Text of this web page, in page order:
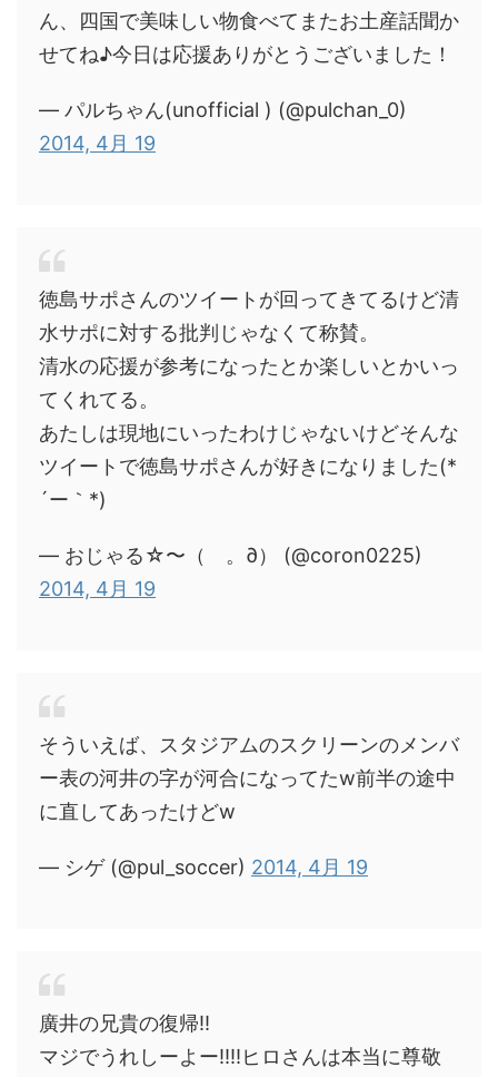
ん、四国で美味しい物食べてまたお土産話聞か
せてね♪今日は応援ありがとうございました！
— パルちゃん(unofficial ) (@pulchan_0)
2014, 4月 19
徳島サポさんのツイートが回ってきてるけど清
水サポに対する批判じゃなくて称賛。
清水の応援が参考になったとか楽しいとかいっ
てくれてる。
あたしは現地にいったわけじゃないけどそんな
ツイートで徳島サポさんが好きになりました(*
´ー｀*)
— おじゃる☆〜（ゝ。∂） (@coron0225)
2014, 4月 19
そういえば、スタジアムのスクリーンのメンバ
ー表の河井の字が河合になってたw前半の途中
に直してあったけどw
— シゲ (@pul_soccer) 2014, 4月 19
廣井の兄貴の復帰‼︎
マジでうれしーよー‼︎‼︎ヒロさんは本当に尊敬